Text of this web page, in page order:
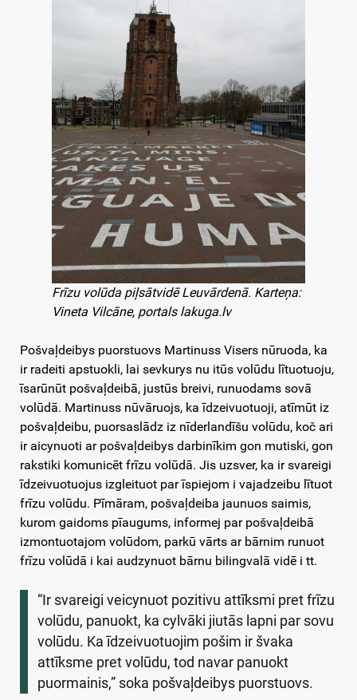
Frīzu volūda piļsātvidē Leuvārdenā. Karteņa:
Vineta Vilcāne, portals lakuga.lv
Pošvaļdeibys puorstuovs Martinuss Visers nūruoda, ka
ir radeiti apstuokli, lai sevkurys nu itūs volūdu lītuotuoju,
īsarūnūt pošvaļdeibā, justūs breivi, runuodams sovā
volūdā. Martinuss nūvāruojs, ka īdzeivuotuoji, atīmūt iz
pošvaļdeibu, puorsaslādz iz nīderlandīšu volūdu, koč ari
ir aicynuoti ar pošvaļdeibys darbinīkim gon mutiski, gon
rakstiki komunicēt frīzu volūdā. Jis uzsver, ka ir svareigi
īdzeivuotuojus izgleituot par īspiejom i vajadzeibu lītuot
frīzu volūdu. Pīmāram, pošvaļdeiba jaunuos saimis,
kurom gaidoms pīaugums, informej par pošvaļdeibā
izmontuotajom volūdom, parkū vārts ar bārnim runuot
frīzu volūdā i kai audzynuot bārnu bilingvalā vidē i tt.
“Ir svareigi veicynuot pozitivu attīksmi pret frīzu
volūdu, panuokt, ka cylvāki jiutās lapni par sovu
volūdu. Ka īdzeivuotuojim pošim ir švaka
attīksme pret volūdu, tod navar panuokt
puormainis,” soka pošvaļdeibys puorstuovs.